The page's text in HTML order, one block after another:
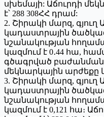
սխեմայի: Աճուրդի
է՝ 288 308ՀՀ դրամ:
2. Շիրակի մարզ, գյուղ
կադաստրային
նշանակության
կազմում է 0․44 հա,
գծագրված բաժանման
մեկնարկային արժեքը
3. Շիրակի մարզ, գյուղ
կադաստրային
նշանակության
կազմում է 0,121 հա։